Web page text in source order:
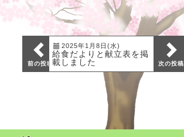
前の投稿
2024年10月9日(水)
給食だよりと献立表を掲
載しました
次の投稿
2025年1月8日(水)
給食だよりと献立表を掲
載しました